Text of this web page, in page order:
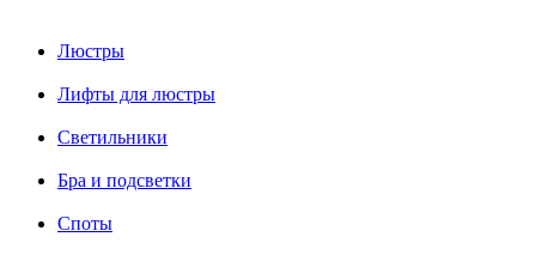
Люстры
Лифты для люстры
Светильники
Бра и подсветки
Споты